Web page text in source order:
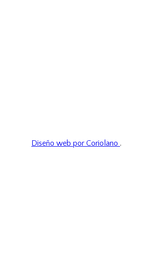
Diseño web por Coriolano .